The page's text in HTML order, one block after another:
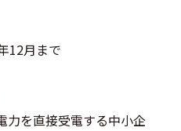
12月まで
を直接受電する中小企